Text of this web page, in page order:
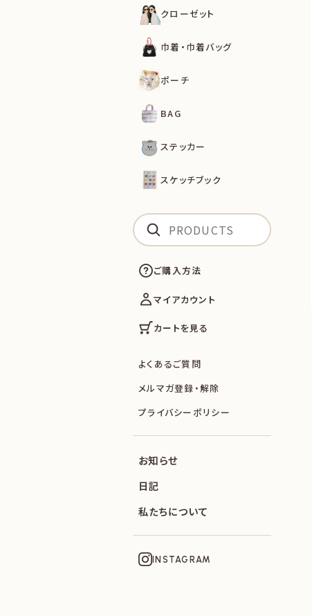
クローゼット
巾着・巾着バッグ
ポーチ
BAG
ステッカー
スケッチブック
ご購入方法
マイアカウント
カートを見る
よくあるご質問
メルマガ登録・解除
プライバシーポリシー
お知らせ
日記
私たちについて
INSTAGRAM